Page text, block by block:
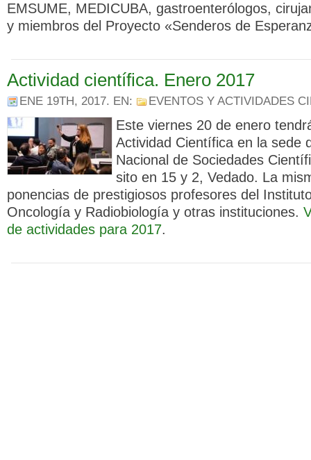
EMSUME, MEDICUBA, gastroenterólogos,
y miembros del Proyecto «Senderos de
Actividad científica. Enero 2017
ENE 19TH, 2017. EN: EVENTOS Y ACTIVIDADES
Este viernes 20 de enero
Actividad Científica en la sede
Nacional de Sociedades
sito en 15 y 2, Vedado. La
ponencias de prestigiosos profesores del
Oncología y Radiobiología y otras instituciones.
de actividades para 2017.